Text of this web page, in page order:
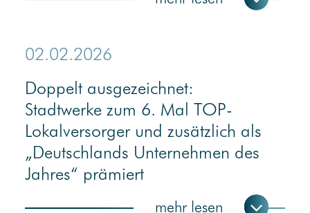
02.02.2026
Doppelt ausgezeichnet:
Stadtwerke zum 6. Mal TOP-
Lokalversorger und zusätzlich als
„Deutschlands Unternehmen des
Jahres“ prämiert